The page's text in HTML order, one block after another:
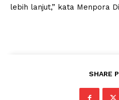
lebih lanjut,” kata Menpora
SHARE